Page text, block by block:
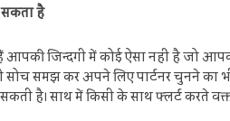
है
जिन्दगी में कोई ऐसा नहीं है जो
सोच समझ कर अपने लिए पार्टनर चुनने
है। साथ में किसी के साथ फ्लर्ट करते